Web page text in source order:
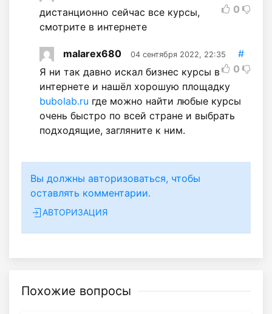
0
дистанционно сейчас все курсы,
смотрите в интернете
malarex680 04 сентября 2022, 22:35
#
0
Я ни так давно искал бизнес курсы в
интернете и нашёл хорошую площадку
bubolab.ru где можно найти любые курсы
очень быстро по всей стране и выбрать
подходящие, загляните к ним.
Вы должны авторизоваться, чтобы
оставлять комментарии.
АВТОРИЗАЦИЯ
Похожие вопросы